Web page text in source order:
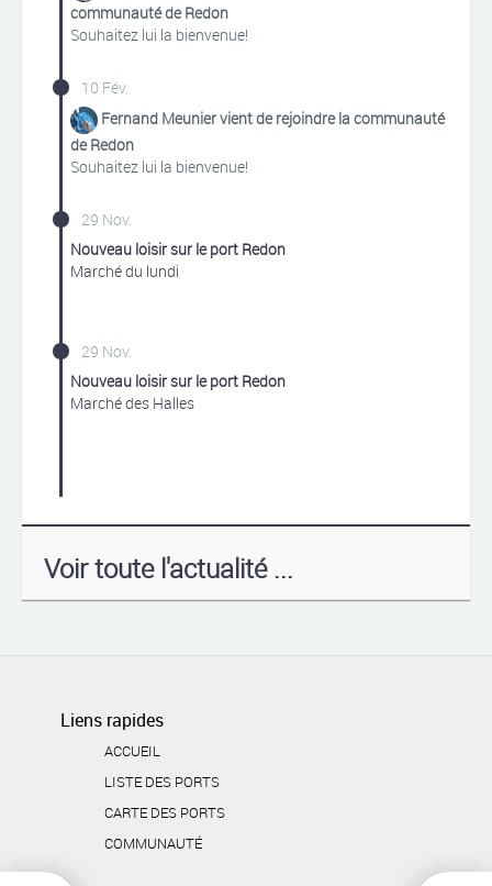
communauté de Redon
Souhaitez lui la bienvenue!
10 Fév.
Fernand Meunier vient de rejoindre la communauté
de Redon
Souhaitez lui la bienvenue!
29 Nov.
Nouveau loisir sur le port Redon
Marché du lundi
29 Nov.
Nouveau loisir sur le port Redon
Marché des Halles
Voir toute l'actualité ...
Liens rapides
ACCUEIL
LISTE DES PORTS
CARTE DES PORTS
COMMUNAUTÉ